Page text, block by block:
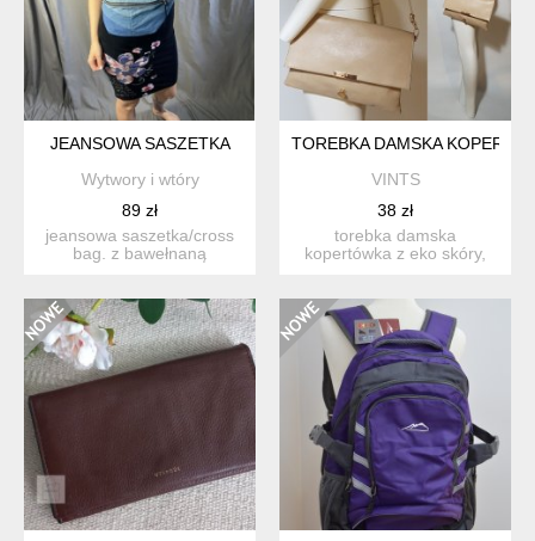
JEANSOWA SASZETKA
Wytwory i wtóry
89 zł
jeansowa saszetka/cross
bag. z bawełnaną
TOREBKA DAMSKA
VINTS
38 zł
torebka damska
kopertówka z eko skóry,